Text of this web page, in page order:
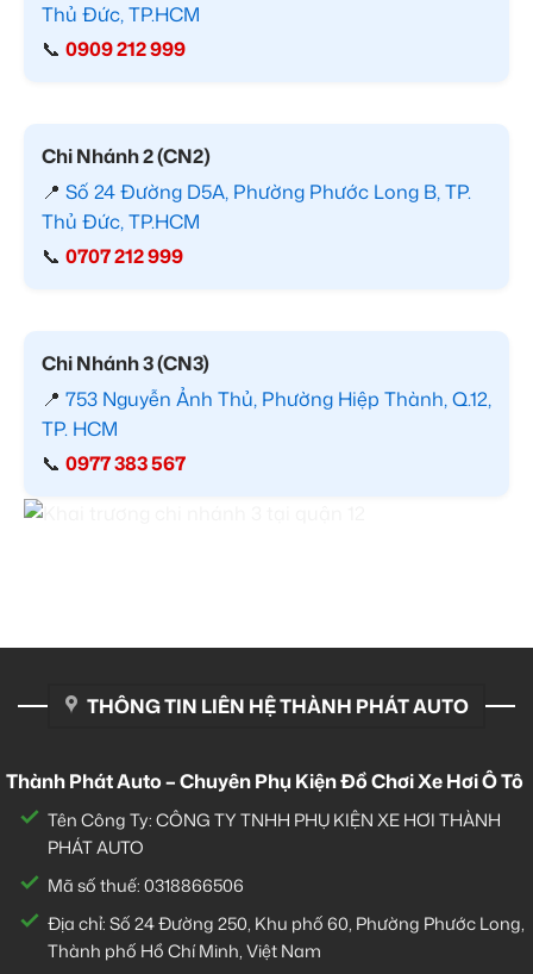
Thủ Đức, TP.HCM
📞 0909 212 999
Chi Nhánh 2 (CN2)
📍 Số 24 Đường D5A, Phường Phước Long B, TP.
Thủ Đức, TP.HCM
📞 0707 212 999
Chi Nhánh 3 (CN3)
📍 753 Nguyễn Ảnh Thủ, Phường Hiệp Thành, Q.12,
TP. HCM
📞 0977 383 567
THÔNG TIN LIÊN HỆ THÀNH PHÁT AUTO
Thành Phát Auto – Chuyên Phụ Kiện Đồ Chơi Xe Hơi Ô Tô
Tên Công Ty: CÔNG TY TNHH PHỤ KIỆN XE HƠI THÀNH
PHÁT AUTO
Mã số thuế: 0318866506
Địa chỉ: Số 24 Đường 250, Khu phố 60, Phường Phước Long,
Thành phố Hồ Chí Minh, Việt Nam